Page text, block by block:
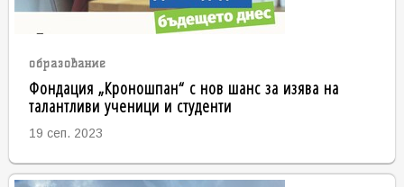
образование
Фондация „Кроношпан“ с нов шанс за изява на
талантливи ученици и студенти
19 сеп. 2023